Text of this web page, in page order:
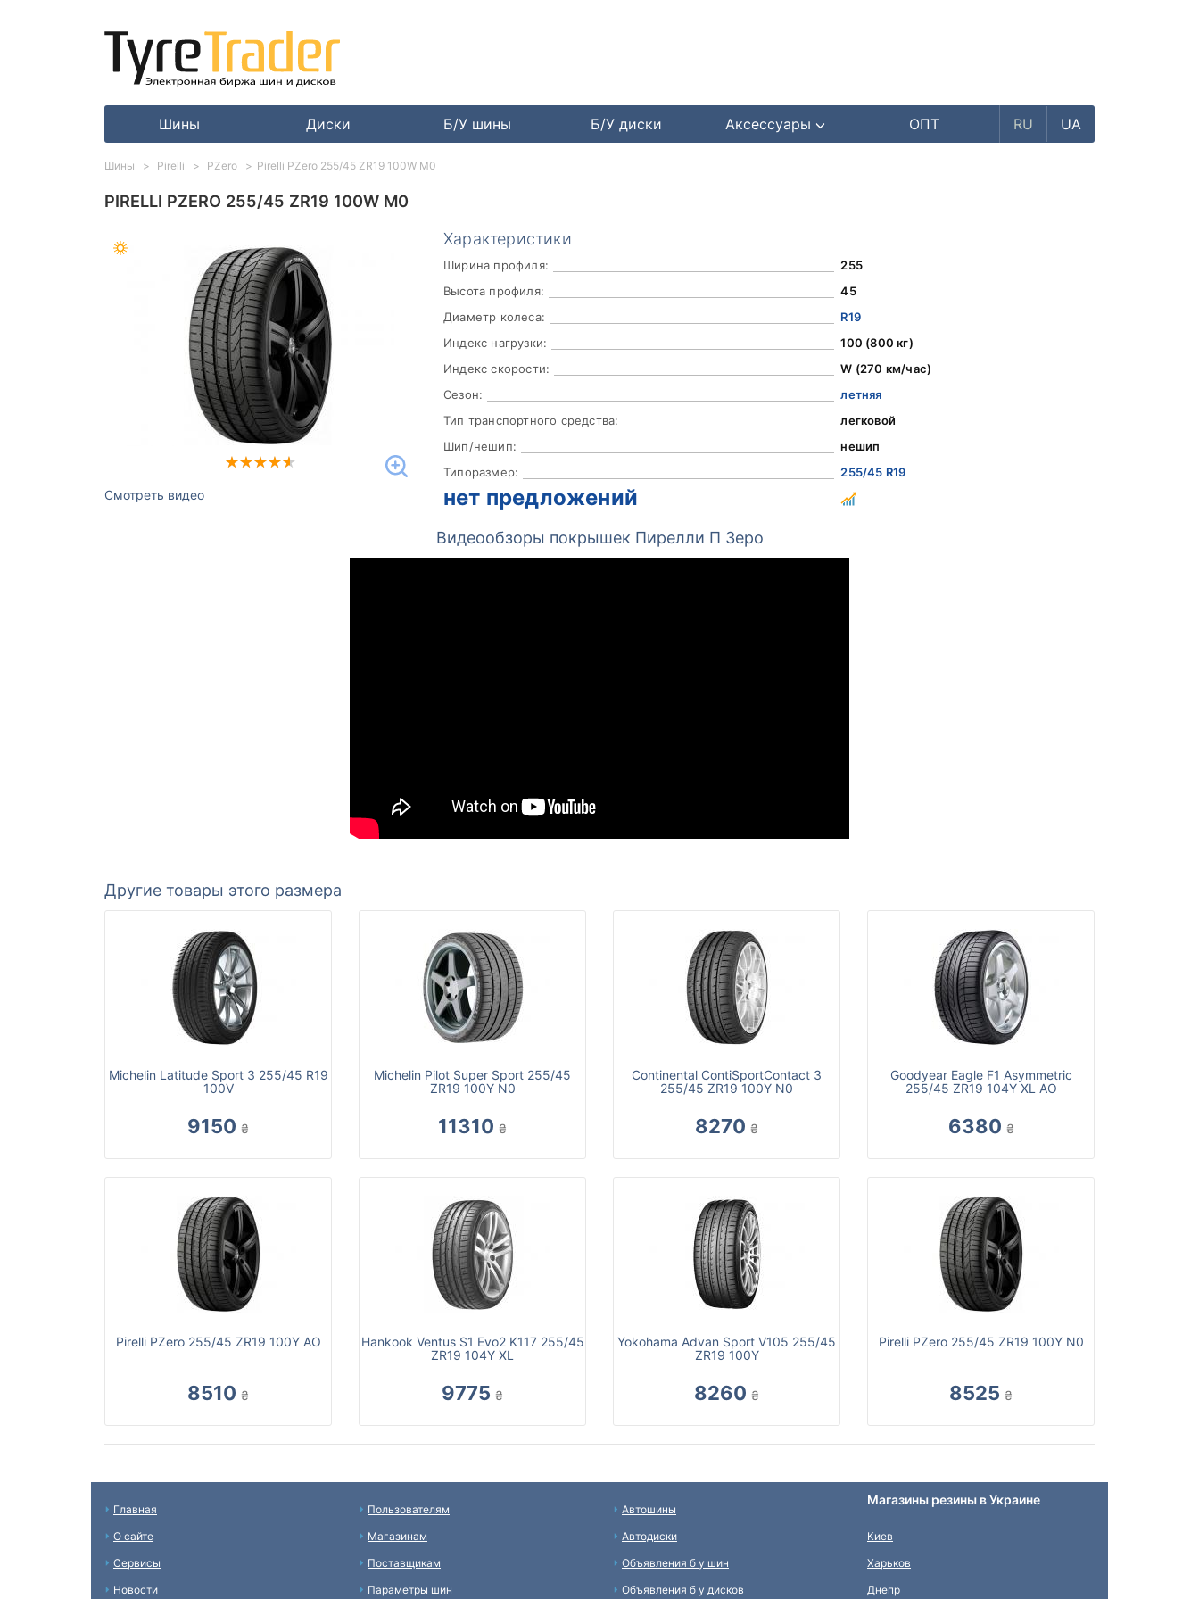
Шины Диски Б/У шины Б/У диски Аксессуары ОПТ RU UA
PIRELLI PZERO 255/45 ZR19 100W M0
Смотреть видео
Характеристики
Ширина профиля:
255
Высота профиля:
45
Диаметр колеса:
R19
Индекс нагрузки:
100 (800 кг)
Индекс скорости:
W (270 км/час)
Сезон:
летняя
Тип транспортного средства:
легковой
Шип/нешип:
нешип
Типоразмер:
255/45 R19
нет предложений
Видеообзоры покрышек Пирелли П Зеро
Другие товары этого размера
Michelin Latitude Sport 3 255/45 R19
100V
9150 ₴
Michelin Pilot Super Sport 255/45
ZR19 100Y N0
11310 ₴
Continental ContiSportContact 3
255/45 ZR19 100Y N0
8270 ₴
Goodyear Eagle F1 Asymmetric
255/45 ZR19 104Y XL AO
6380 ₴
Pirelli PZero 255/45 ZR19 100Y AO
8510 ₴
Hankook Ventus S1 Evo2 K117 255/45
ZR19 104Y XL
9775 ₴
Yokohama Advan Sport V105 255/45
ZR19 100Y
8260 ₴
Pirelli PZero 255/45 ZR19 100Y N0
8525 ₴
Шины Pirelli PZero Pirelli PZero 255/45 ZR19 100W M0
Главная
О сайте
Сервисы
Новости
Пользователям
Магазинам
Поставщикам
Параметры шин
Автошины
Автодиски
Объявления б у шин
Объявления б у дисков
Магазины резины в Украине
Киев
Харьков
Днепр